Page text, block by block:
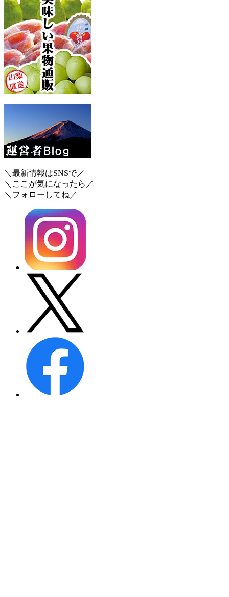
＼最新情報はSNSで／
＼ここが気になったら／
＼フォローしてね／